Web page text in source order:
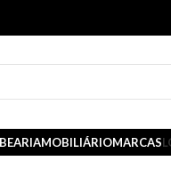
MOBILIÁRIOMARCAS